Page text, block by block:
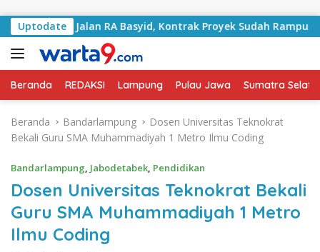
Uptodate
Jalan RA Basyid, Kontrak Proyek Sudah Rampung
Beranda REDAKSI Lampung Pulau Jawa Sumatra
Beranda Bandarlampung
Dosen Universitas Teknokrat
Bekali Guru SMA Muhammadiyah 1 Metro Ilmu Coding
Bandarlampung, Jabodetabek, Pendidikan
Dosen Universitas Teknokrat Bekali
Guru SMA Muhammadiyah 1 Metro
Ilmu Coding